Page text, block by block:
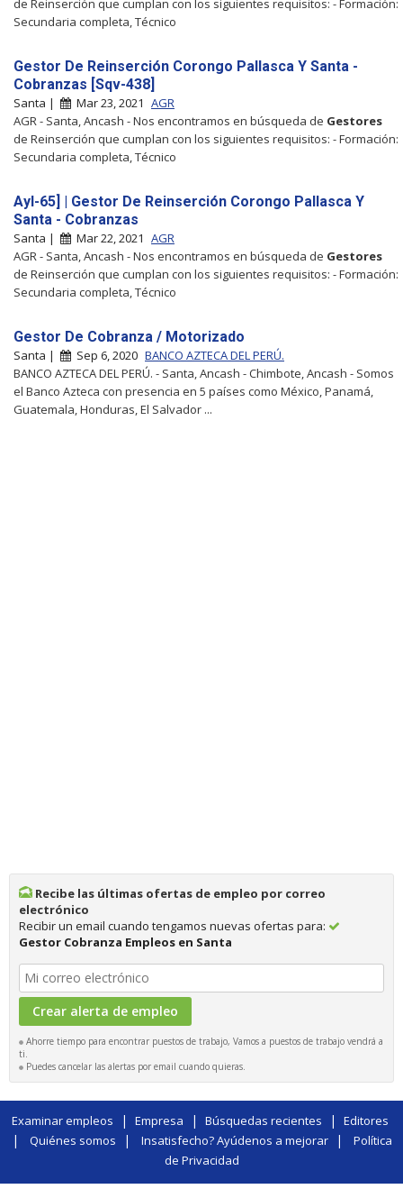
Secundaria completa, Técnico
Gestor De Reinserción Corongo Pallasca Y Santa -
Cobranzas [Sqv-438]
Santa | Mar 23, 2021 AGR
AGR - Santa, Ancash - Nos encontramos en búsqueda de Gestores
de Reinserción que cumplan con los siguientes requisitos: - Formación:
Secundaria completa, Técnico
Ayl-65] | Gestor De Reinserción Corongo Pallasca Y
Santa - Cobranzas
Santa | Mar 22, 2021 AGR
AGR - Santa, Ancash - Nos encontramos en búsqueda de Gestores
de Reinserción que cumplan con los siguientes requisitos: - Formación:
Secundaria completa, Técnico
Gestor De Cobranza / Motorizado
Santa | Sep 6, 2020 BANCO AZTECA DEL PERÚ.
BANCO AZTECA DEL PERÚ. - Santa, Ancash - Chimbote, Ancash - Somos
el Banco Azteca con presencia en 5 países como México, Panamá,
Guatemala, Honduras, El Salvador ...
Recibe las últimas ofertas de empleo por correo
electrónico
Recibir un email cuando tengamos nuevas ofertas para:
Gestor Cobranza Empleos en Santa
Ahorre tiempo para encontrar puestos de trabajo, Vamos a puestos de trabajo vendrá a
ti.
Puedes cancelar las alertas por email cuando quieras.
Examinar empleos | Empresa | Búsquedas recientes | Editores
| Quiénes somos | Insatisfecho? Ayúdenos a mejorar|
Política
de Privacidad